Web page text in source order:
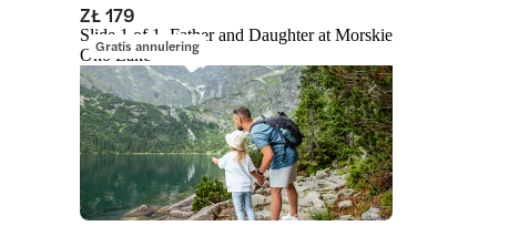
ZŁ 179
Gratis annulering
Slide 1 of 1, Father and Daughter at Morskie
Oko Lake